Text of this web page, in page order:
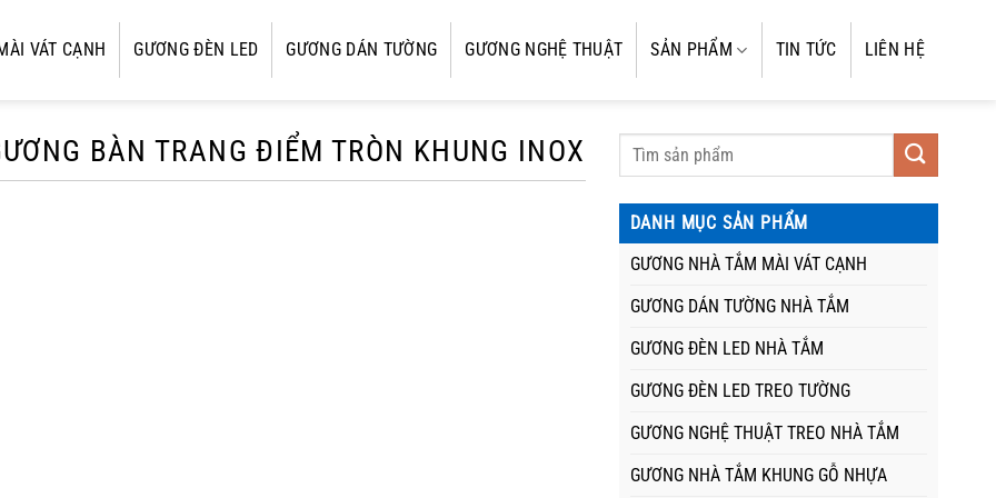
VÁT CẠNH GƯƠNG ĐÈN LED GƯƠNG DÁN TƯỜNG GƯƠNG NGHỆ THUẬT SẢN PHẨM TIN TỨC LIÊN HỆ
BÀN TRANG ĐIỂM TRÒN KHUNG INOX
DANH MỤC SẢN PHẨM
GƯƠNG NHÀ TẮM MÀI VÁT CẠNH
GƯƠNG DÁN TƯỜNG NHÀ TẮM
GƯƠNG ĐÈN LED NHÀ TẮM
GƯƠNG ĐÈN LED TREO TƯỜNG
GƯƠNG NGHỆ THUẬT TREO NHÀ TẮM
GƯƠNG NHÀ TẮM KHUNG GỖ NHỰA